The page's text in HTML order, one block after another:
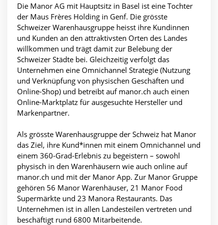
Die Manor AG mit Hauptsitz in Basel ist eine Tochter
der Maus Frères Holding in Genf. Die grösste
Schweizer Warenhausgruppe heisst ihre Kundinnen
und Kunden an den attraktivsten Orten des Landes
willkommen und trägt damit zur Belebung der
Schweizer Städte bei. Gleichzeitig verfolgt das
Unternehmen eine Omnichannel Strategie (Nutzung
und Verknüpfung von physischen Geschäften und
Online-Shop) und betreibt auf manor.ch auch einen
Online-Marktplatz für ausgesuchte Hersteller und
Markenpartner.
Als grösste Warenhausgruppe der Schweiz hat Manor
das Ziel, ihre Kund*innen mit einem Omnichannel und
einem 360-Grad-Erlebnis zu begeistern – sowohl
physisch in den Warenhäusern wie auch online auf
manor.ch und mit der Manor App. Zur Manor Gruppe
gehören 56 Manor Warenhäuser, 21 Manor Food
Supermärkte und 23 Manora Restaurants. Das
Unternehmen ist in allen Landesteilen vertreten und
beschäftigt rund 6800 Mitarbeitende.